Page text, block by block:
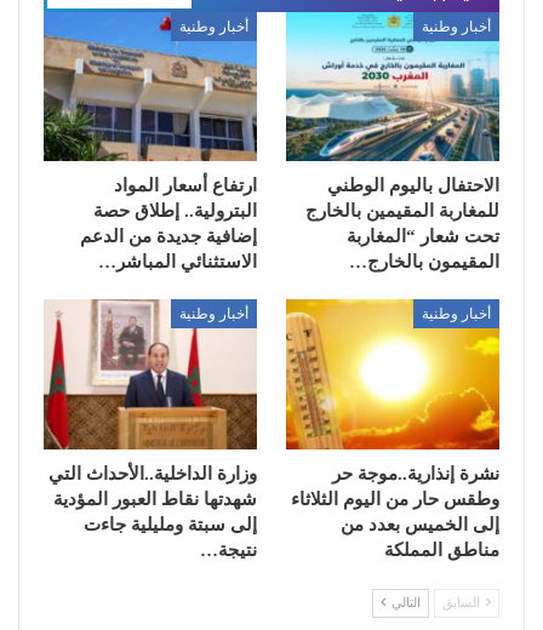
أخبار وطنية
الاحتفال باليوم الوطني
للمغاربة المقيمين بالخارج
تحت شعار “المغاربة
المقيمون بالخارج…
أخبار وطنية
ارتفاع أسعار المواد
البترولية.. إطلاق حصة
إضافية جديدة من الدعم
الاستثنائي المباشر…
أخبار وطنية
نشرة إنذارية..موجة حر
وطقس حار من اليوم الثلاثاء
إلى الخميس بعدد من
مناطق المملكة
أخبار وطنية
وزارة الداخلية..الأحداث التي
شهدتها نقاط العبور المؤدية
إلى سبتة ومليلية جاءت
نتيجة…
السابق التالي